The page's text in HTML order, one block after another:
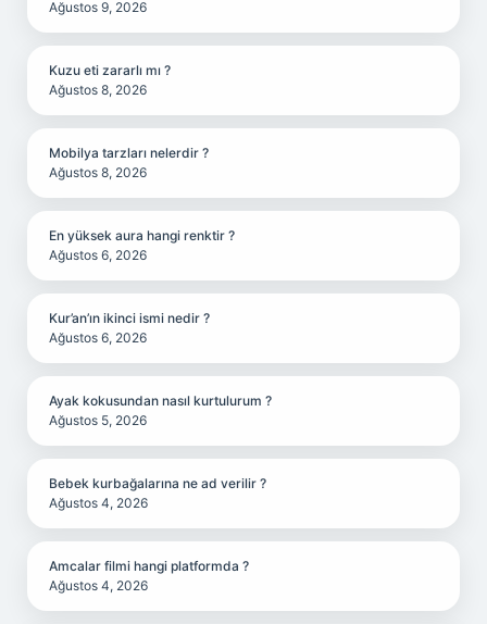
Ağustos 9, 2026
Kuzu eti zararlı mı ?
Ağustos 8, 2026
Mobilya tarzları nelerdir ?
Ağustos 8, 2026
En yüksek aura hangi renktir ?
Ağustos 6, 2026
Kur’an’ın ikinci ismi nedir ?
Ağustos 6, 2026
Ayak kokusundan nasıl kurtulurum ?
Ağustos 5, 2026
Bebek kurbağalarına ne ad verilir ?
Ağustos 4, 2026
Amcalar filmi hangi platformda ?
Ağustos 4, 2026